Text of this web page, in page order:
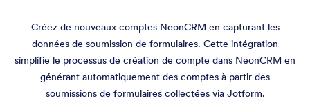
Créez de nouveaux comptes NeonCRM en capturant les
données de soumission de formulaires. Cette intégration
simplifie le processus de création de compte dans NeonCRM en
générant automatiquement des comptes à partir des
soumissions de formulaires collectées via Jotform.